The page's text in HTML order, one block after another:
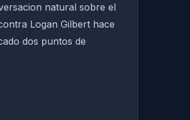
natural sobre el
Logan Gilbert hace
dos puntos de